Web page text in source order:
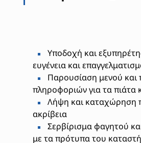
Υποδοχή και
ευγένεια και
Παρουσίαση μενού και
πληροφοριών για τα πιάτα
Λήψη και καταχώρηση
ακρίβεια
Σερβίρισμα φαγητού
με τα πρότυπα του